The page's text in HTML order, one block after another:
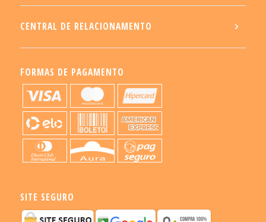
CENTRAL DE RELACIONAMENTO
FORMAS DE PAGAMENTO
SITE SEGURO